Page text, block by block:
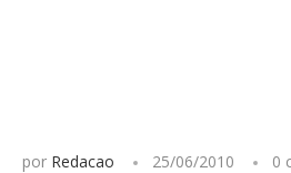
por Redacao 25/06/2010 0